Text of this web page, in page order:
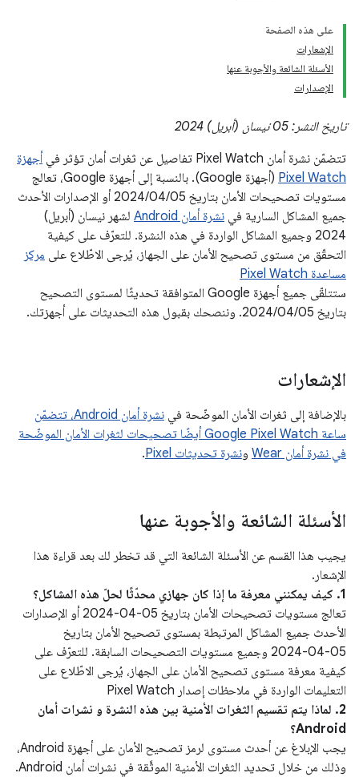
على هذه الصفحة
الإشعارات
الأسئلة الشائعة والأجوبة عنها
الإصدارات
تاريخ النشر: 05 نيسان (أبريل) 2024
تتضمّن نشرة أمان Pixel Watch تفاصيل عن ثغرات أمان تؤثر في
أجهزة
Pixel Watch
(أجهزة Google). بالنسبة إلى أجهزة Google، تعالج
مستويات تصحيحات الأمان بتاريخ 05‏/04‏/2024 أو الإصدارات الأحدث
جميع المشاكل السارية في نشرة أمان Android
لشهر نيسان (أبريل)
2024 وجميع المشاكل الواردة في هذه النشرة. للتعرّف على كيفية
التحقّق من مستوى تصحيح الأمان على الجهاز، يُرجى الاطّلاع على مركز
مساعدة Pixel Watch
ستتلقّى جميع أجهزة Google المتوافقة تحديثًا لمستوى التصحيح
بتاريخ ‎05‏/04‏/2024. وننصحك بقبول هذه التحديثات على أجهزتك.
الإشعارات
بالإضافة إلى ثغرات الأمان الموضّحة في
نشرة أمان Android، تتضمّن
ساعة Google Pixel Watch أيضًا تصحيحات لثغرات الأمان الموضّحة
في نشرة أمان Wear
ونشرة تحديثات Pixel .
الأسئلة الشائعة والأجوبة عنها
يجيب هذا القسم عن الأسئلة الشائعة التي قد تخطر لك بعد قراءة هذا
الإشعار.
1. كيف يمكنني معرفة ما إذا كان جهازي محدّثًا لحلّ هذه المشاكل؟
تعالج مستويات تصحيحات الأمان بتاريخ 05‏-04‏-2024 أو الإصدارات
الأحدث جميع المشاكل المرتبطة بمستوى تصحيح الأمان بتاريخ
05‏-04‏-2024 وجميع مستويات التصحيحات السابقة. للتعرّف على
كيفية معرفة مستوى تصحيح الأمان على الجهاز، يُرجى الاطّلاع على
التعليمات الواردة في ملاحظات إصدار Pixel Watch
2. لماذا يتم تقسيم الثغرات الأمنية بين هذه النشرة و نشرات أمان
Android؟
يجب الإبلاغ عن أحدث مستوى لرمز تصحيح الأمان على أجهزة Android،
وذلك من خلال تحديد الثغرات الأمنية الموثَّقة في نشرات أمان Android.